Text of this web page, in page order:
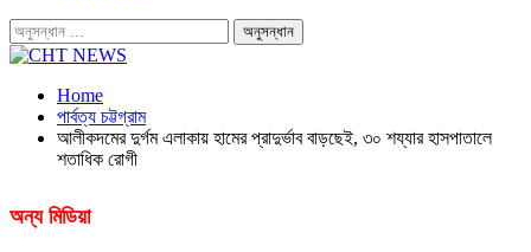
Home
পার্বত্য চট্টগ্রাম
আলীকদমের দুর্গম এলাকায় হামের প্রাদুর্ভাব বাড়ছেই, ৩০ শয্যার হাসপাতালে
শতাধিক রোগী
অন্য মিডিয়া